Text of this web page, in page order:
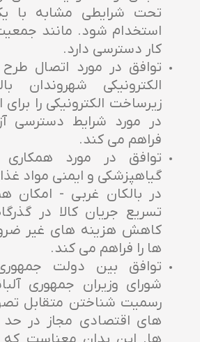
تحت شرایطی مشابه با
استخدام شود. مانند
کار دسترسی دارد.
توافق در مورد اتصال
الکترونیکی شهروندان
زیرساخت الکترونیکی را برای
در مورد شرایط دسترسی
فراهم می کند.
توافق در مورد همکاری
گیاهپزشکی و ایمنی مواد
در بالکان غربی - امکان
تسریع جریان کالا در
کاهش هزینه های غیر
ها را فراهم می کند.
توافق بین دولت
شورای وزیران جمهوری
رسمیت شناختن متقابل
های اقتصادی مجاز در